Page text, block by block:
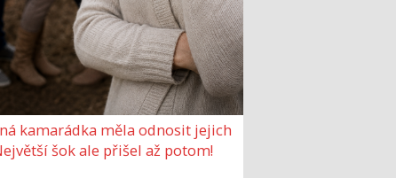
kamarádka měla odnosit jejich
šok ale přišel až potom!